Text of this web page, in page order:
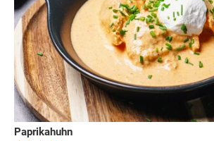
Paprikahuhn